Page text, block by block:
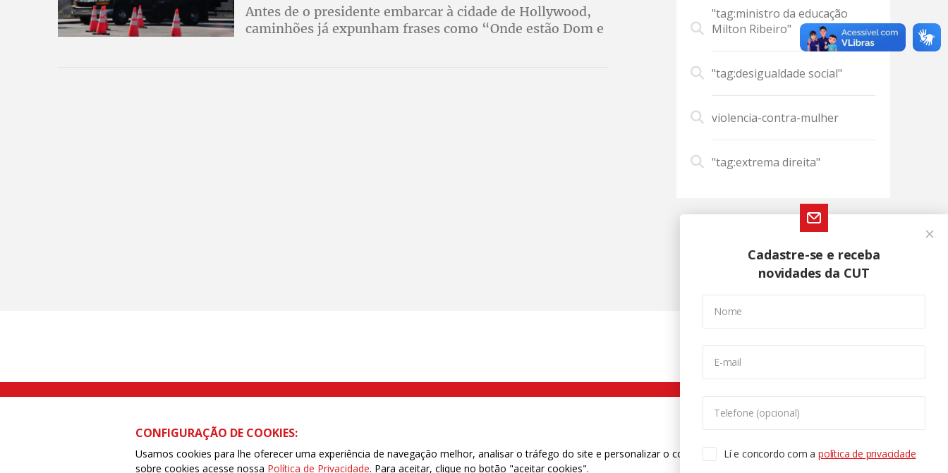
Antes de o presidente embarcar à cidade de Hollywood,
caminhões já expunham frases como “Onde estão Dom e
"tag:ministro da educação
Milton Ribeiro"
"tag:desigualdade social"
violencia-contra-mulher
"tag:extrema direita"
Cadastre-se e receba
novidades da CUT
Nome
E-mail
Telefone (opcional)
Lí e concordo com apolítica de privacidade
Rua Caetano Pinto nº 575 CEP 03041-000 Brás, São Paulo/SP | Telefone (11) 2108 9200 - Fax (11) 2108 9310
CONFIGURAÇÃO DE COOKIES:
Usamos cookies para lhe oferecer uma experiência de navegação melhor, analisar o tráfego do site e personalizar o conteúdo. Para saber mais
sobre cookies acesse nossa Política de Privacidade. Para aceitar, clique no botão "aceitar cookies".